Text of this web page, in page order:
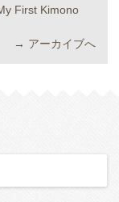
First Kimono
→ アーカイブへ